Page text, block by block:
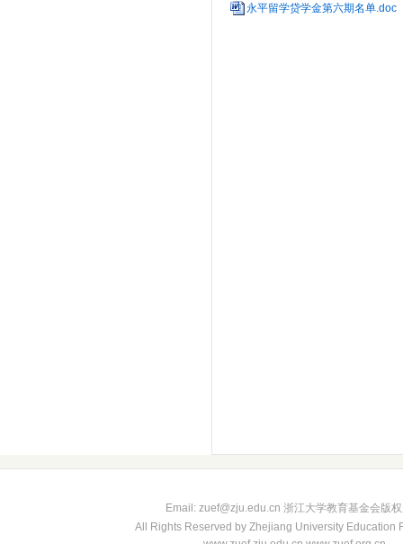
永平留学贷学金第六期名单.doc
Email: zuef@zju.edu.cn 浙江大学教育基金会版
All Rights Reserved by Zhejiang University Education